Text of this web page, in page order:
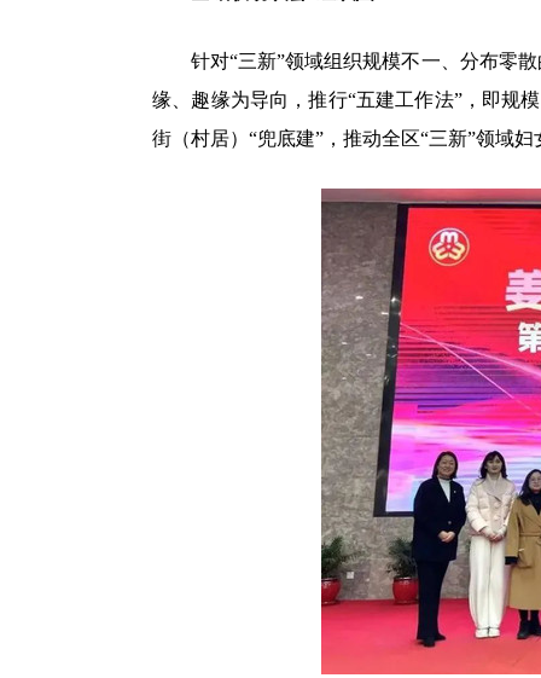
针对“三新”领域组织规模不一、分布零散
缘、趣缘为导向，推行“五建工作法”，即规
街（村居）“兜底建”，推动全区“三新”领域